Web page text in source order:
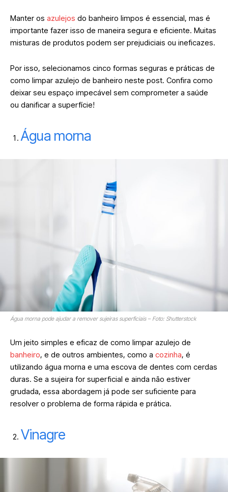
Manter os azulejos do banheiro limpos é essencial, mas é
importante fazer isso de maneira segura e eficiente. Muitas
misturas de produtos podem ser prejudiciais ou ineficazes.
Por isso, selecionamos cinco formas seguras e práticas de
como limpar azulejo de banheiro neste post. Confira como
deixar seu espaço impecável sem comprometer a saúde
ou danificar a superfície!
Água morna
Água morna pode ajudar a remover sujeiras superficiais – Foto: Shutterstock
Um jeito simples e eficaz de como limpar azulejo de
banheiro, e de outros ambientes, como a cozinha, é
utilizando água morna e uma escova de dentes com cerdas
duras. Se a sujeira for superficial e ainda não estiver
grudada, essa abordagem já pode ser suficiente para
resolver o problema de forma rápida e prática.
Vinagre